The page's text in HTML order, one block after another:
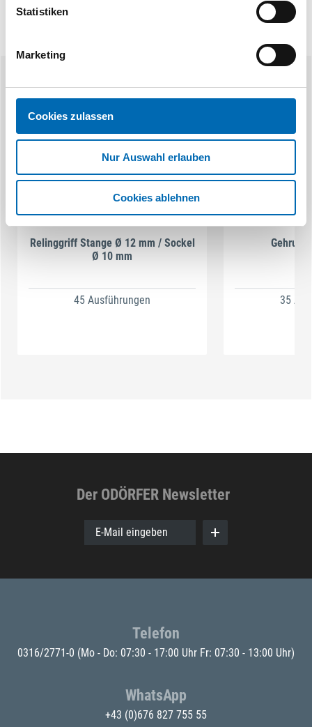
Statistiken
Marketing
Cookies zulassen
Nur Auswahl erlauben
Cookies ablehnen
Ähnliche Produkte
Relinggriff Stange Ø 12 mm / Sockel
Ø 10 mm
45 Ausführungen 35
Der ODÖRFER Newsletter
E-Mail eingeben
Telefon
0316/2771-0 (Mo - Do: 07:30 - 17:00 Uhr Fr: 07:30 - 13:00 Uhr)
WhatsApp
+43 (0)676 827 755 55